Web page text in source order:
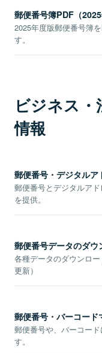
郵便番号簿PDF（2025
2025年度版郵便番号簿
す。
ビジネス
情報
郵便番号・デジタルア
郵便番号とデジタルア
を提供。
郵便番号データのダウ
各種データのダウンロ
更新）
郵便番号・バーコード
郵便番号や、バーコー
す。